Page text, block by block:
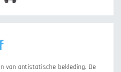
van antistatische bekleding. De